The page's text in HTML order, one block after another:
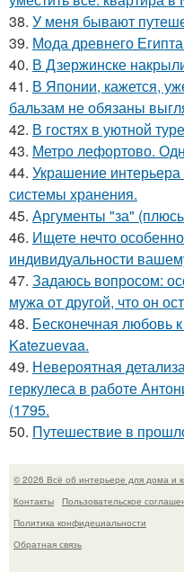
38. У меня бывают
39. Мода древнего
40. В Дзержинске
41. В Японии, кажется,
бальзам не обязаны
42. В гостях в уютной
43. Метро лефортово.
44. Украшение
системы хранения.
45. Аргументы "за"
46. Ищете нечто
индивидуальности
47. Задаюсь вопросом:
мужа от другой, что он
48. Бесконечная любовь
Katezuevaa.
49. Невероятная
геркулеса в работе
(1795.
50. Путешествие в
© 2026 Всё об интерьере для дома и
Контакты
Пользовательское
Политика конфидециальности
Обратная связь